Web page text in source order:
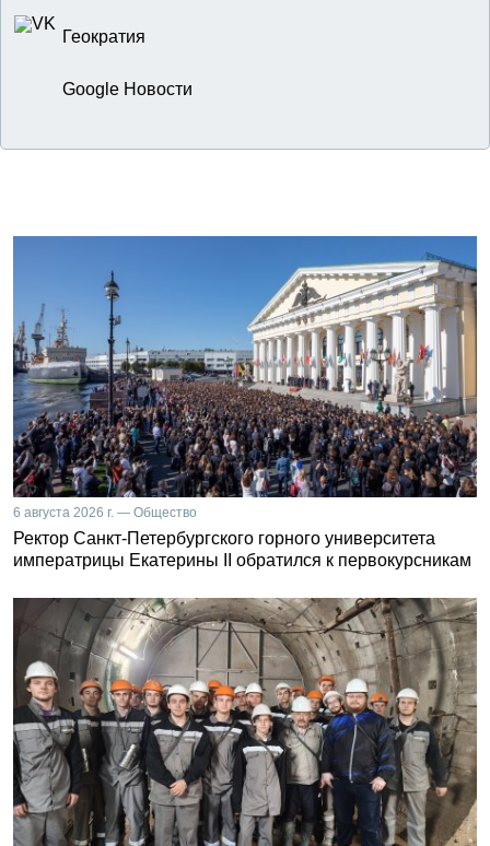
Геократия
Google Новости
6 августа 2026 г. — Общество
Ректор Санкт-Петербургского горного университета
императрицы Екатерины II обратился к первокурсникам